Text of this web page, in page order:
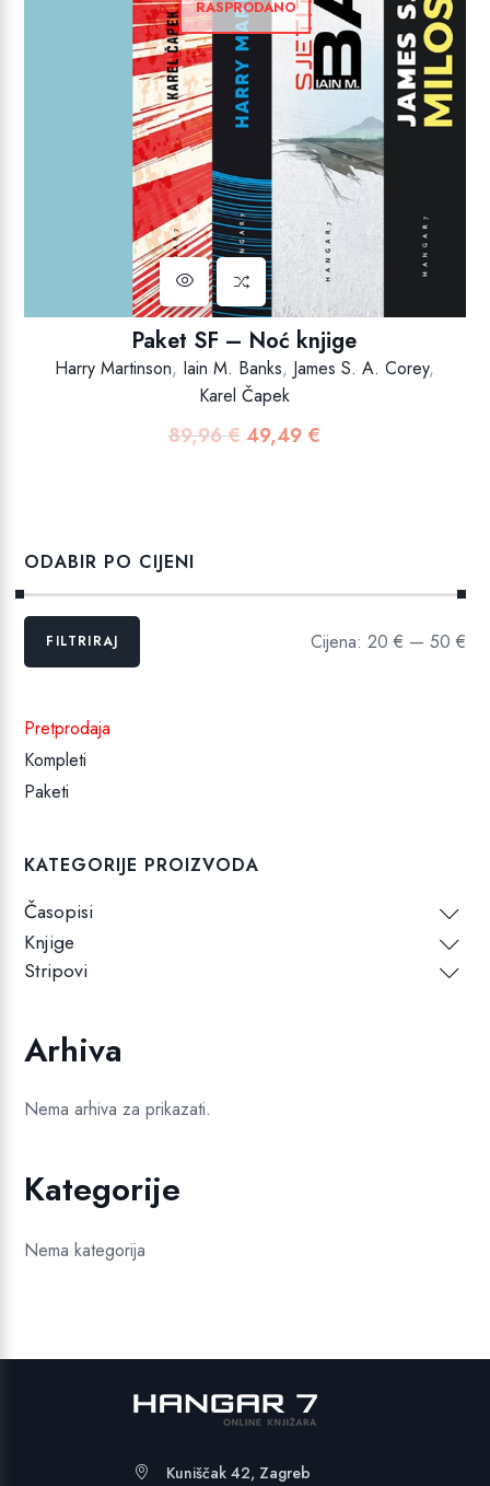
RASPRODANO
Paket SF – Noć knjige
Harry Martinson, Iain M. Banks, James S. A. Corey,
Karel Čapek
89,96€ Izvorna
49,49 €Trenutna
ODABIR PO CIJENI
Min
MaksFILTRIRAJ Cijena: 20 € — 50 €
Pretprodaja
Kompleti
Paketi
KATEGORIJE PROIZVODA
Časopisi
Knjige
Stripovi
Arhiva
Nema arhiva za prikazati.
Kategorije
Nema kategorija
Kuniščak 42, Zagreb